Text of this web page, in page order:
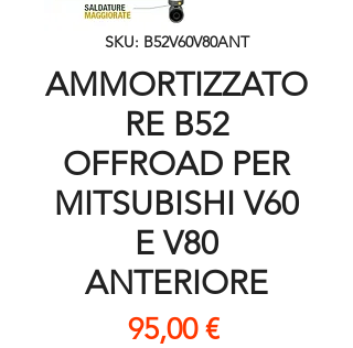
SKU: B52V60V80ANT
AMMORTIZZATO
RE B52
OFFROAD PER
MITSUBISHI V60
E V80
ANTERIORE
95,00 €Prezzo